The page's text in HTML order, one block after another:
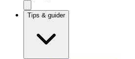
Tips & guider